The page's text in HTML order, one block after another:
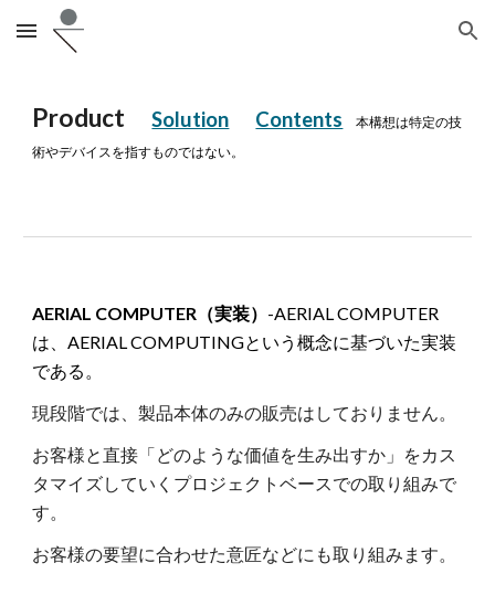
Skip to main content Skip to navigation
ProductSolution Contents
本構想は特定の技
術やデバイスを指すものではない。
AERIAL COMPUTER（実装） -AERIAL COMPUTER
は、AERIAL COMPUTINGという概念に基づいた実装
である。
現段階では、製品本体のみの販売はしておりません。
お客様と直接「どのような価値を生み出すか」をカス
タマイズしていくプロジェクトベースでの取り組みで
す。
お客様の要望に合わせた意匠などにも取り組みます。